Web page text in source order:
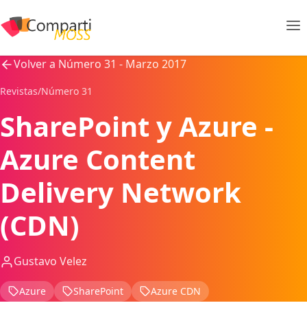
Volver a Número 31 - Marzo 2017
Revistas/Número 31
SharePoint y Azure -
Azure Content
Delivery Network
(CDN)
Gustavo Velez
Azure SharePoint Azure CDN